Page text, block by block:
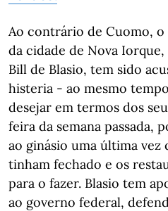
Ao contrário de Cuomo,
da cidade de Nova
Bill de Blasio, tem sido
histeria - ao mesmo
desejar em termos dos
feira da semana passada,
ao ginásio uma última vez
tinham fechado e os
para o fazer. Blasio tem
ao governo federal,